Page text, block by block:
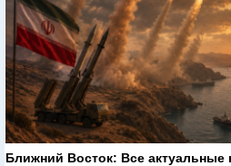
Ближний Восток: Все актуальные